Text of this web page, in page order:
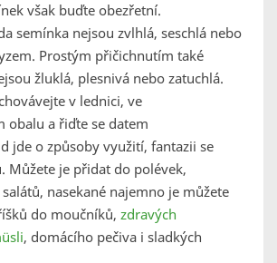
však buďte obezřetní.
semínka nejsou zvlhlá, seschlá nebo
Prostým přičichnutím také
žluklá, plesnivá nebo zatuchlá.
v lednici, ve
obalu a řiďte se datem
jde o způsoby využití, fantazii se
Můžete je přidat do polévek,
nasekané najemno je můžete
do moučníků, zdravých
, domácího pečiva i sladkých